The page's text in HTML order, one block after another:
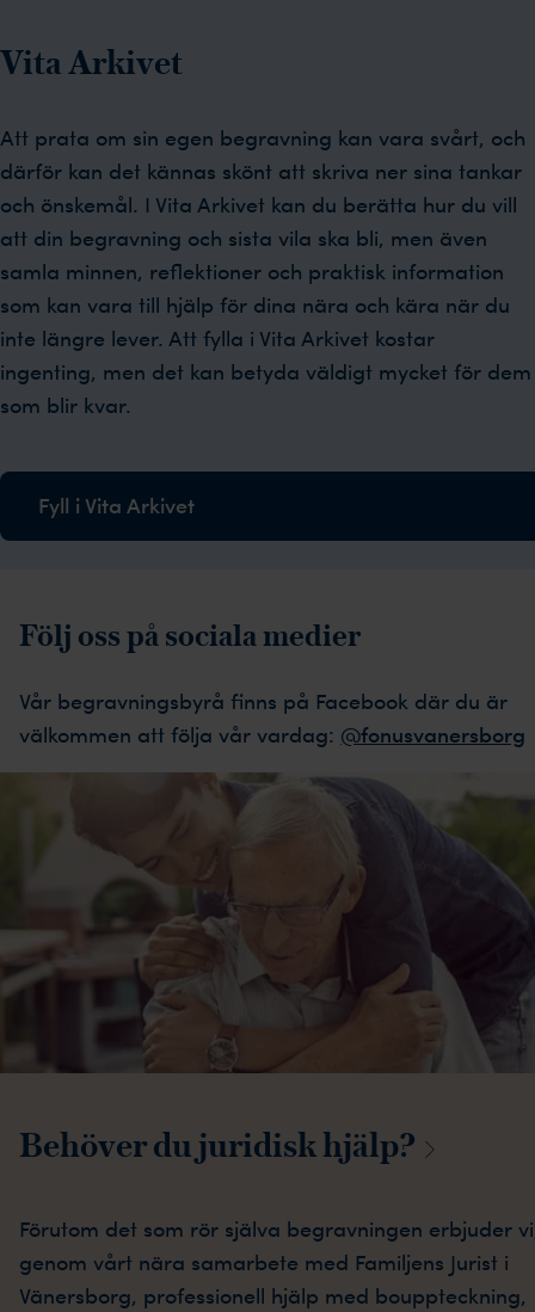
Vita Arkivet
Att prata om sin egen begravning kan vara svårt, och
därför kan det kännas skönt att skriva ner sina tankar
och önskemål. I Vita Arkivet kan du berätta hur du vill
att din begravning och sista vila ska bli, men även
samla minnen, reflektioner och praktisk information
som kan vara till hjälp för dina nära och kära när du
inte längre lever. Att fylla i Vita Arkivet kostar
ingenting, men det kan betyda väldigt mycket för dem
som blir kvar.
Fyll i Vita Arkivet
Följ oss på sociala medier
Vår begravningsbyrå finns på Facebook där du är
välkommen att följa vår vardag: @fonusvanersborg
Behöver du juridiskhjälp?
Förutom det som rör själva begravningen erbjuder
genom vårt nära samarbete med Familjens Jurist i
Vänersborg, professionell hjälp med bouppteckning,